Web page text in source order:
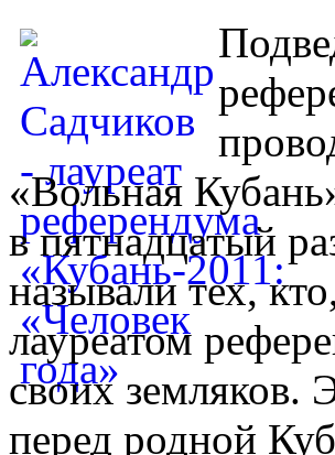
«Вольная
в пятнадцатый
называли тех,
лауреатом
своих земляков.
перед родной